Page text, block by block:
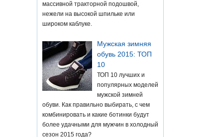
массивной тракторной подошвой,
нежели на высокой шпильке или
широком каблуке.
Мужская зимняя
обувь 2015: ТОП
10
ТОП 10 лучших и
популярных моделей
мужской зимней
обуви. Как правильно выбирать, с чем
комбинировать и какие ботинки будут
более удачными для мужчин в холодный
сезон 2015 года?